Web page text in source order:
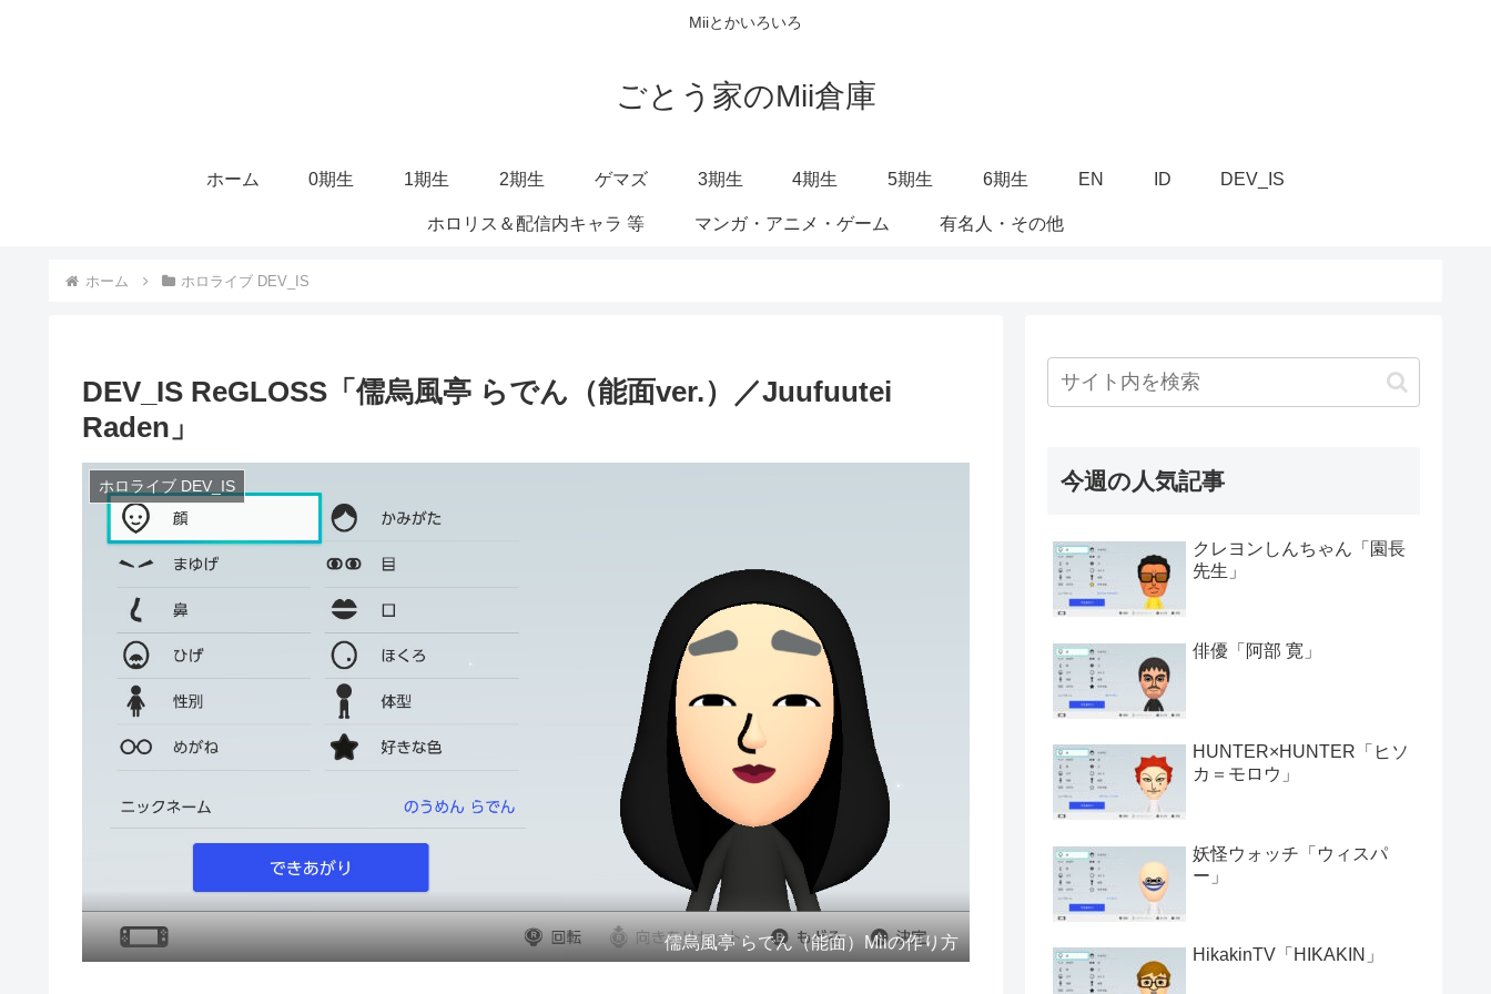
Miiとかいろいろ
ごとう家のMii倉庫
ホーム 0期生 1期生 2期生 ゲマズ 3期生 4期生 5期生 6期生 EN ID DEV_IS
ホロリス＆配信内キャラ 等 マンガ・アニメ・ゲーム 有名人・その他
ホーム ホロライブ DEV_IS
DEV_IS ReGLOSS「儒烏風亭 らでん（能面ver.）／Juufuutei
Raden」
ホロライブ DEV_IS
儒烏風亭 らでん（能面）Miiの作り方
今週の人気記事
クレヨンしんちゃん「園長
先生」
俳優「阿部 寛」
HUNTER×HUNTER「ヒソ
カ＝モロウ」
妖怪ウォッチ「ウィスパ
ー」
HikakinTV「HIKAKIN」